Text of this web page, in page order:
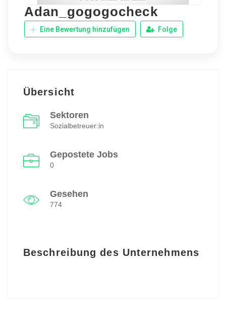
Adan_gogogocheck
Eine Bewertung hinzufügen Folge
Übersicht
Sektoren
Sozialbetreuer:in
Gepostete Jobs
0
Gesehen
774
Beschreibung des Unternehmens